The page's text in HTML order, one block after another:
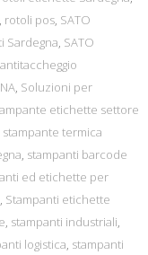
, rotoli pos, SATO
Sardegna, SATO
, Soluzioni per
etichette settore
stampante termica
, stampanti barcode
ed etichette per
, Stampanti etichette
, stampanti industriali,
logistica, stampanti